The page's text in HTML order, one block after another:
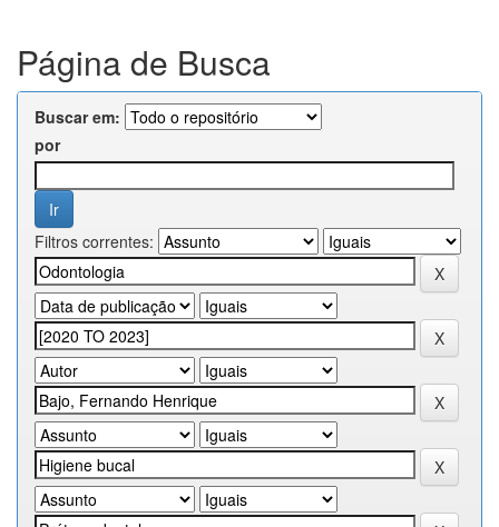
Página de Busca
Buscar em:
por
Filtros correntes: